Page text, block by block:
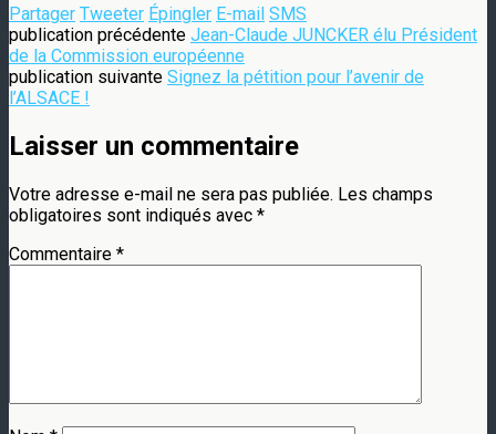
Partager Tweeter Épingler E-mail SMS
publication précédente Jean-Claude JUNCKER élu Président
de la Commission européenne
publication suivante Signez la pétition pour l’avenir de
l’ALSACE !
Laisser un commentaire
Votre adresse e-mail ne sera pas publiée. Les champs
obligatoires sont indiqués avec *
Commentaire *